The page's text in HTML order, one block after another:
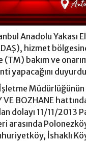
Anadolu Yakası
hizmet
bakım ve
yapacağını
Müdürlüğünün
VE BOZHANE
dolayı 11/11/2013
İshaklı